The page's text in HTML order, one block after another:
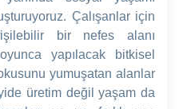
Çalışanlar için
bir nefes alanı
yapılacak bitkisel
yumuşatan alanlar
üretim değil yaşam da